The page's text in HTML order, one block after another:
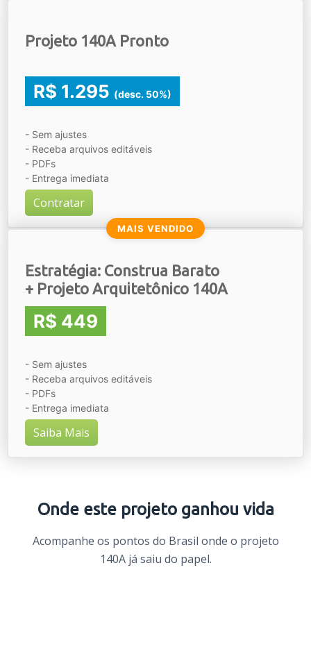
Projeto 140A Pronto
R$ 1.295 (desc. 50%)
- Sem ajustes
- Receba arquivos editáveis
- PDFs
- Entrega imediata
Contratar
MAIS VENDIDO
Estratégia: Construa Barato
+ Projeto Arquitetônico 140A
R$ 449
- Sem ajustes
- Receba arquivos editáveis
- PDFs
- Entrega imediata
Saiba Mais
Onde este projeto ganhou vida
Acompanhe os pontos do Brasil onde o projeto
140A já saiu do papel.